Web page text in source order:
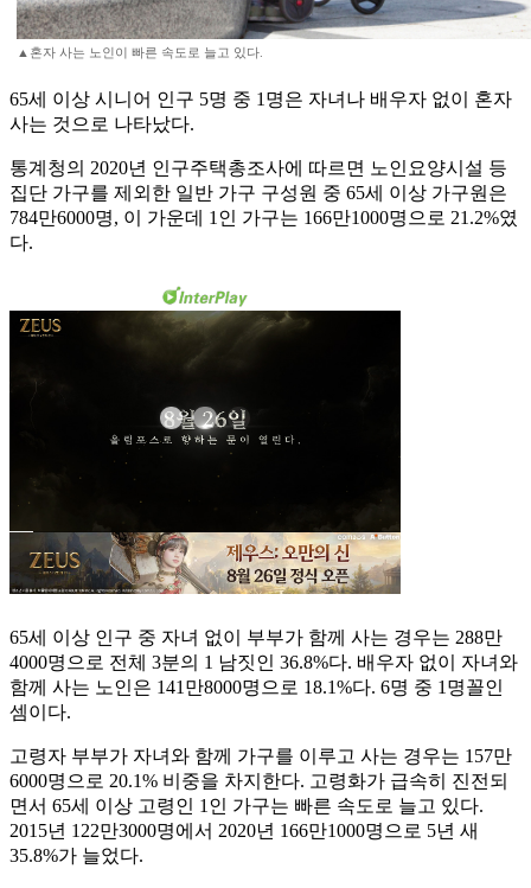
▲혼자 사는 노인이 빠른 속도로 늘고 있다.
65세 이상 시니어 인구 5명 중 1명은 자녀나 배우자 없이 혼자
사는 것으로 나타났다.
통계청의 2020년 인구주택총조사에 따르면 노인요양시설 등
집단 가구를 제외한 일반 가구 구성원 중 65세 이상 가구원은
784만6000명, 이 가운데 1인 가구는 166만1000명으로 21.2%였
다.
65세 이상 인구 중 자녀 없이 부부가 함께 사는 경우는 288만
4000명으로 전체 3분의 1 남짓인 36.8%다. 배우자 없이 자녀와
함께 사는 노인은 141만8000명으로 18.1%다. 6명 중 1명꼴인
셈이다.
고령자 부부가 자녀와 함께 가구를 이루고 사는 경우는 157만
6000명으로 20.1% 비중을 차지한다. 고령화가 급속히 진전되
면서 65세 이상 고령인 1인 가구는 빠른 속도로 늘고 있다.
2015년 122만3000명에서 2020년 166만1000명으로 5년 새
35.8%가 늘었다.